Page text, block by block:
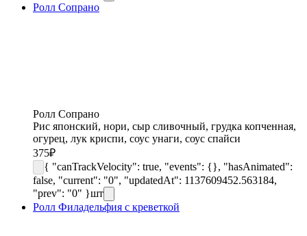
Ролл Сопрано
Ролл Сопрано
Рис японский, нори, сыр сливочный, грудка копченная,
огурец, лук криспи, соус унаги, соус спайси
375₽
{ "canTrackVelocity": true, "events": {}, "hasAnimated":
false, "current": "0", "updatedAt": 1137609452.563184,
"prev": "0" }шт
Ролл Филадельфия с креветкой